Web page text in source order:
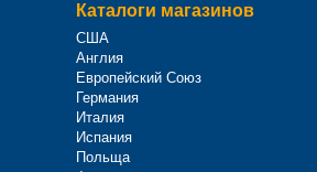
Каталоги магазинов
США
Англия
Европейский Союз
Германия
Италия
Испания
Польща